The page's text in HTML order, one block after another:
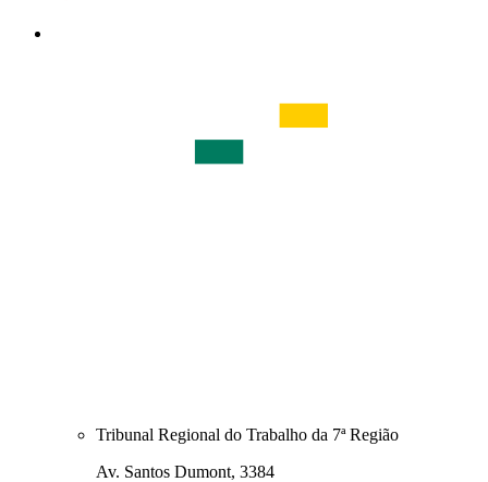
Tribunal Regional do Trabalho da 7ª Região
Av. Santos Dumont, 3384